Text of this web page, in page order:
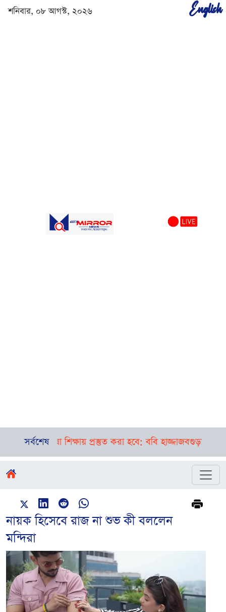
শনিবার, ০৮ আগস্ট, ২০২৬ English
সর্বশেষ
ভাষা শিক্ষায় প্রস্তুত করা হবে: ববি হাজ্জাজবগুড়া-সিলেটে
নায়ক হিসেবে রাজ না শুভ কী বললেন
মন্দিরা